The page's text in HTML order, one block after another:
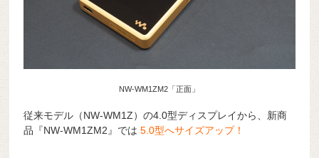
NW-WM1ZM2「正面」
従来モデル（NW-WM1Z）の4.0型ディスプレイから、新商
品『NW-WM1ZM2』では 5.0型へサイズアップ！